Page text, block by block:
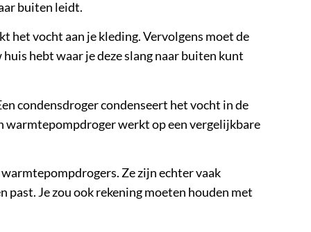
buiten leidt.
het vocht aan je kleding. Vervolgens moet de
hebt waar je deze slang naar buiten kunt
condensdroger condenseert het vocht in de
warmtepompdroger werkt op een vergelijkbare
Ze zijn echter vaak
past. Je zou ook rekening moeten houden met